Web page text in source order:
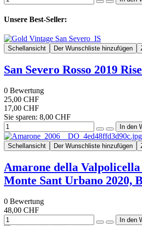
Unsere Best-Seller:
Schellansicht Der Wunschliste hinzufügen
San Severo Rosso 2019
0 Bewertung
25,00 CHF
17,00 CHF
Sie sparen: 8,00 CHF
Schellansicht Der Wunschliste hinzufügen
Amarone della Valpolicella
Monte Sant Urbano 2020,
0 Bewertung
48,00 CHF